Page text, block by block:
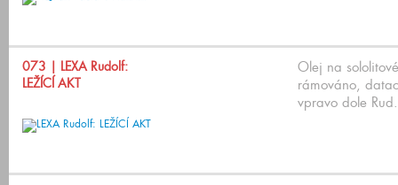
073 | LEXA Rudolf:
LEŽÍCÍ AKT
Olej na
rámováno,
vpravo dole